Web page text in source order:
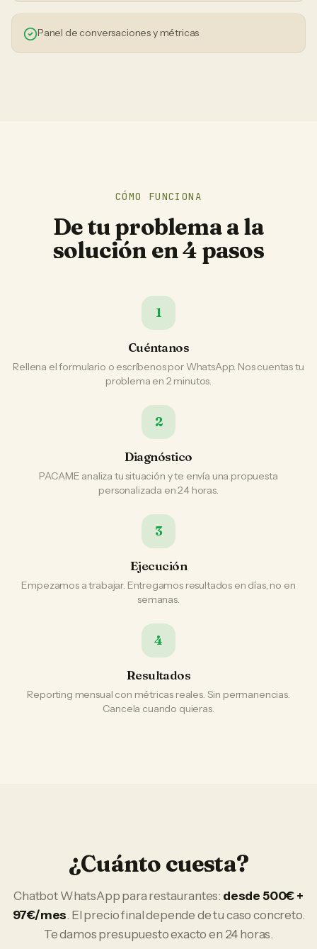
Panel de conversaciones y métricas
CÓMO FUNCIONA
De tu problema a la
solución en 4 pasos
1
Cuéntanos
Rellena el formulario o escríbenos por WhatsApp. Nos cuentas tu
problema en 2 minutos.
2
Diagnóstico
PACAME analiza tu situación y te envía una propuesta
personalizada en 24 horas.
3
Ejecución
Empezamos a trabajar. Entregamos resultados en días, no en
semanas.
4
Resultados
Reporting mensual con métricas reales. Sin permanencias.
Cancela cuando quieras.
¿Cuánto cuesta?
Chatbot WhatsApp pararestaurantes: desde 500€ +
97€/mes. El precio final depende de tu caso concreto.
Te damos presupuesto exacto en 24 horas.